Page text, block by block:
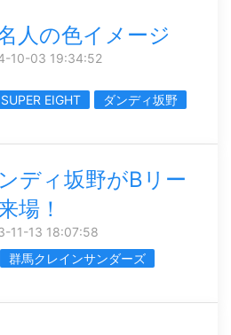
人の色イメージ
10-03 19:34:52
SUPER EIGHT
ダンディ坂野
ディ坂野がBリー
場！
11-13 18:07:58
群馬クレインサンダーズ